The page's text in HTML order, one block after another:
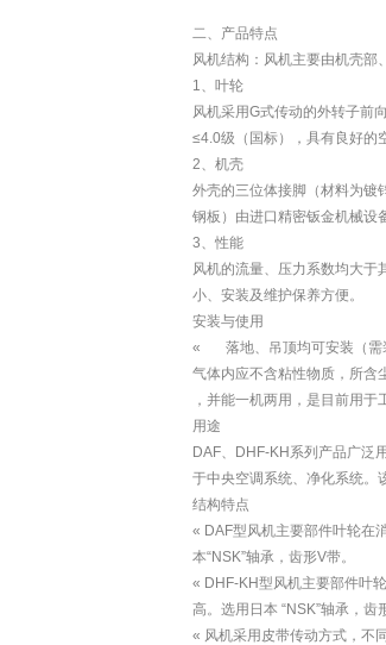
二、产品特点
风机结构：风机主要由机壳部
1、叶轮
风机采用G式传动的外转子前
≤4.0级（国标），具有良好的
2、机壳
外壳的三位体接脚（材料为镀
钢板）由进口精密钣金机械设
3、性能
风机的流量、压力系数均大于
小、安装及维护保养方便。
安装与使用
« 落地、吊顶均可安装（需装
气体内应不含粘性物质，所
，并能一机两用，是目前用于
用途
DAF、DHF-KH系列产品广泛
于中央空调系统、净化系统。
结构特点
« DAF型风机主要部件叶轮在
本“NSK”轴承，齿形V带。
« DHF-KH型风机主要部件叶
高。选用日本 “NSK”轴承，齿
« 风机采用皮带传动方式，不